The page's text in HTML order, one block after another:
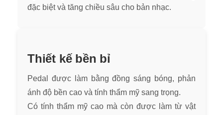
đặc biệt và tăng chiều sâu cho bản nhạc.
Thiết kế bền bỉ
Pedal được làm bằng đồng sáng bóng, phản
ánh độ bền cao và tính thẩm mỹ sang trọng.
Có tính thẩm mỹ cao mà còn được làm từ vật